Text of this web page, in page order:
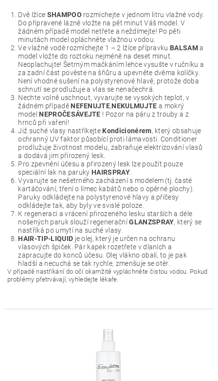
Dvě lžíce SHAMPOO rozmíchejte v jednom litru vlažné vody.
Do připravené lázně vložte na pět minut Váš model. V
žádném případě model netřete a neždímejte! Po pěti
minutách model opláchněte vlažnou vodou.
Ve vlažné vodě rozmíchejte 1 – 2 lžíce přípravku BALSAMa
model vložte do roztoku nejméně na deset minut.
Neoplachujte! Šetrným mačkáním lehce vysušte v ručníku a
za zadní část pověste na šňůru a upevněte dvěma kolíčky.
Není vhodné sušení na polystyrenové hlavě, protože doba
schnutí se prodlužuje a vlas se nenačechrá.
Nechte volně uschnout, vyvarujte se vysokých teplot, v
žádném případě NEFENUJTE,NEKULMUJTE a mokrý
model NEPROČESÁVEJTE ! Pozor na páru z trouby a z
hrnců při vaření!
Již suché vlasy nastříkejte Kondicionérem, který obsahuje
ochranný UV faktor působící proti lámavosti. Conditioner
prodlužuje životnost modelu, zabraňuje elektrizování vlasů
a dodává jim přirozený lesk.
Pro zpevnění účesu a přirozený lesk lze použít pouze
speciální lak na paruky HAIRSPRAY.
Vyvarujte se nešetrného zacházení s modelem (tj. časté
kartáčování, tření o límec kabátů nebo o opěrné plochy).
Paruky odkládejte na polystyrenové hlavy a příčesy
odkládejte tak, aby byly ve svislé poloze.
K regeneraci a vrácení přirozeného lesku starších a déle
nošených paruk slouží regeneračníGLANZSPRAY, který se
nastříká po umytí na suché vlasy.
HAIR-TIP-LIQUID je olej, který je určen na ochranu
vlasových špiček. Pár kapek rozetřete v dlaních a
zapracujte do konců účesu. Olej vlákno obalí, to je pak
hladší a necuchá se tak rychle, zmenšuje se otěr.
V případě nastříkání do očí okamžitě vypláchněte čistou vodou. Pokud
problémy přetrvávají, vyhledejte lékaře.